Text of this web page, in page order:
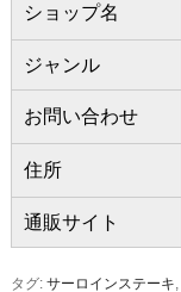
ショップ名
ジャンル
お問い合わせ
住所
通販サイト
タグ: サーロインステーキ